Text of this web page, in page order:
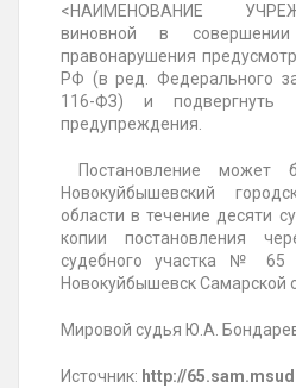
<НАИМЕНОВАНИЕ
виновной в совершении
правонарушения
РФ (в ред. Федерального
116-ФЗ) и подвергнуть
предупреждения.
Постановление может
Новокуйбышевский
области в течение десяти
копии постановления
судебного участка № 65
Новокуйбышевск Самарской
Мировой судья Ю.А.
Источник: http://